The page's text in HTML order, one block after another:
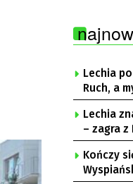
Lechia
Ruch, a
Lechia
– zagra z
Kończy